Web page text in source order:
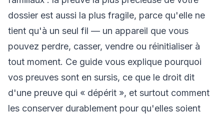
dossier est aussi la plus fragile, parce qu'elle ne
tient qu'à un seul fil — un appareil que vous
pouvez perdre, casser, vendre ou réinitialiser à
tout moment. Ce guide vous explique pourquoi
vos preuves sont en sursis, ce que le droit dit
d'une preuve qui « dépérit », et surtout comment
les conserver durablement pour qu'elles soient